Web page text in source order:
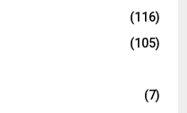
(116)
(105)
(7)